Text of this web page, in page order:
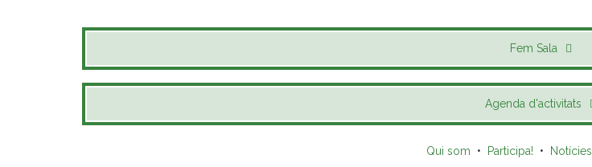
Fem Sala
Agenda d'activitats
Qui som • Participa! • Notícies